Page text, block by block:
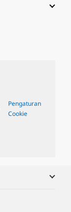
Pengaturan
Cookie